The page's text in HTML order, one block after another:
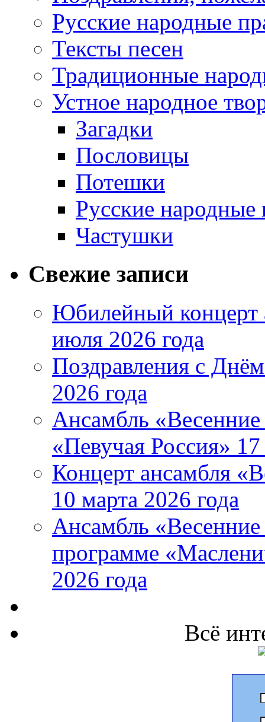
Русские народные
Тексты песен
Традиционные
Устное народное
Загадки
Пословицы
Потешки
Русские народные
Частушки
Свежие записи
Юбилейный концерт
июля 2026 года
Поздравления с
2026 года
Ансамбль «Весенние
«Певучая Россия»
Концерт ансамбля
10 марта 2026 года
Ансамбль «Весенние
программе
2026 года
Всё